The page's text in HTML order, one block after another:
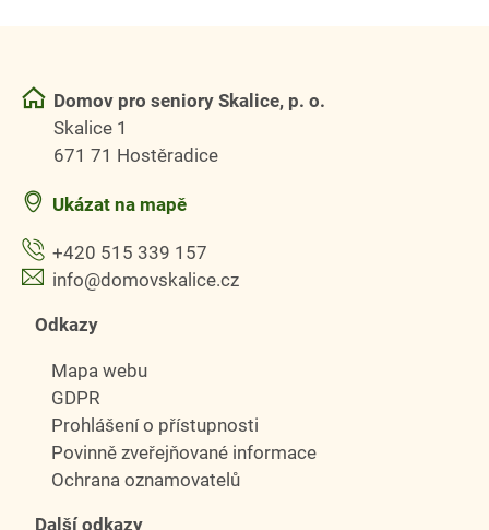
Domov pro seniory Skalice, p. o.
Skalice 1
671 71 Hostěradice
Ukázat na mapě
+420 515 339 157
info@domovskalice.cz
Odkazy
Mapa webu
GDPR
Prohlášení o přístupnosti
Povinně zveřejňované informace
Ochrana oznamovatelů
Další odkazy